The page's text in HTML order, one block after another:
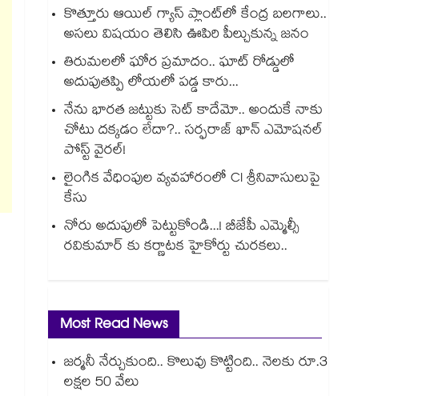
కొత్తూరు ఆయిల్ గ్యాస్⁪ ప్లాంట్⁫లో కేంద్ర బలగాలు..
అసలు విషయం తెలిసి ఊపిరి పీల్చుకున్న జనం
తిరుమలలో ఘోర ప్రమాదం.. ఘాట్ రోడ్డులో
అదుపుతప్పి లోయలో పడ్డ కారు...
నేను భారత జట్టుకు సెట్ కాదేమో.. అందుకే నాకు
చోటు దక్కడం లేదా?.. సర్ఫరాజ్ ఖాన్ ఎమోషనల్
పోస్ట్ వైరల్!
లైంగిక వేధింపుల వ్యవహారంలో CI శ్రీనివాసులుపై
కేసు
నోరు అదుపులో పెట్టుకోండి...! బీజేపీ ఎమ్మెల్సీ
రవికుమార్ కు కర్ణాటక హైకోర్టు చురకలు..
Most Read News
జర్మనీ నేర్చుకుంది.. కొలువు కొట్టింది.. నెలకు రూ.3
లక్షల 50 వేలు